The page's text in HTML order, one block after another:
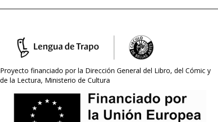
Proyecto financiado por la Dirección General del Libro, del Cómic y
de la Lectura, Ministerio de Cultura